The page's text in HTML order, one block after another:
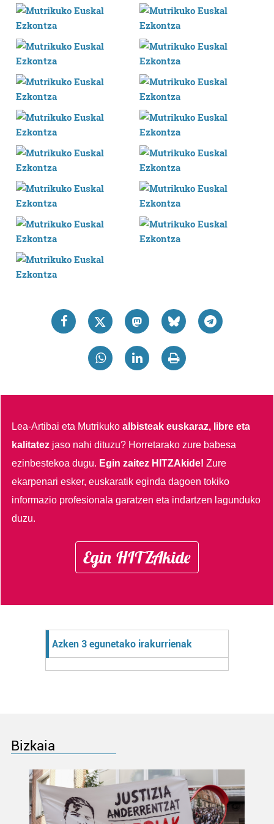
Lea-Artibai eta Mutrikukoalbisteak euskaraz, libre eta
kalitatez jaso nahi dituzu? Horretarako zure babesa
ezinbestekoa dugu. Egin zaitez HITZAkide!Zure
ekarpenari esker, euskaratik eginda dagoen tokiko
informazio profesionala garatzen eta indartzen lagunduko
duzu.
Egin HITZAkide
Azken 3 egunetako irakurrienak
Bizkaia